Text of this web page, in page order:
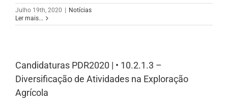
Julho 19th, 2020
Notícias
Ler mais...
Candidaturas PDR2020 | • 10.2.1.3 –
Diversificação de Atividades na Exploração
Agrícola